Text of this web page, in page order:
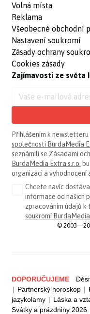
Volná místa
Reklama
Všeobecné obchodní
Nastavení soukromí
Zásady ochrany
Cookies zásady
Zajímavosti ze světa
Přihlášením k newsletteru
společnosti BurdaMedia
seznámili se Zásadami
BurdaMedia Extra s.r.o.
organizaci a vyhodnocení
Chcete navíc
informace od našich
zpracováním údajů k
soukromí BurdaMedia
©
DOPORUČUJEME
| Partnerský horoskop |
jazykolamy | Láska a
Svátky a prázdniny 2026